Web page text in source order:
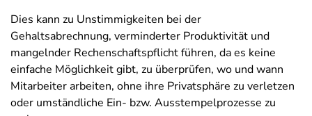
Dies kann zu Unstimmigkeiten bei der
Gehaltsabrechnung, verminderter Produktivität und
mangelnder Rechenschaftspflicht führen, da es keine
einfache Möglichkeit gibt, zu überprüfen, wo und wann
Mitarbeiter arbeiten, ohne ihre Privatsphäre zu verletzen
oder umständliche Ein- bzw. Ausstempelprozesse zu